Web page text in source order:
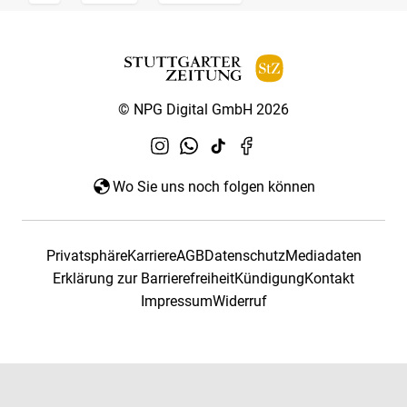
© NPG Digital GmbH 2026
Wo Sie uns noch folgen können
PrivatsphäreKarriereAGBDatenschutzMediadaten
Erklärung zur BarrierefreiheitKündigungKontakt
ImpressumWiderruf